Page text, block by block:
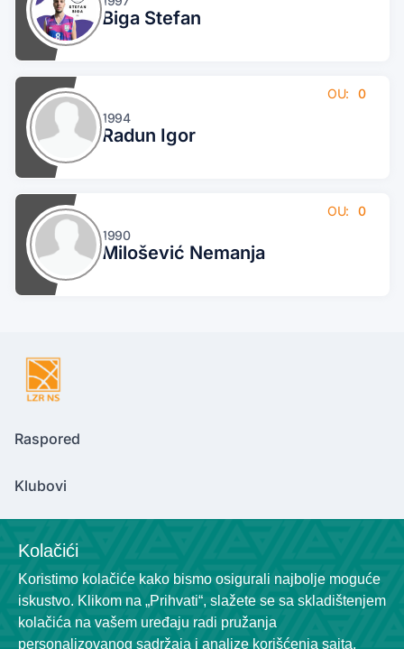
Biga Stefan
1994
Radun Igor
OU: 0
1990
Milošević Nemanja
OU: 0
Raspored
Klubovi
Contact Us
Location
Kolačići
Koristimo kolačiće kako bismo osigurali najbolje moguće
iskustvo. Klikom na „Prihvati“, slažete se sa skladištenjem
kolačića na vašem uređaju radi pružanja
personalizovanog sadržaja i analize korišćenja sajta.